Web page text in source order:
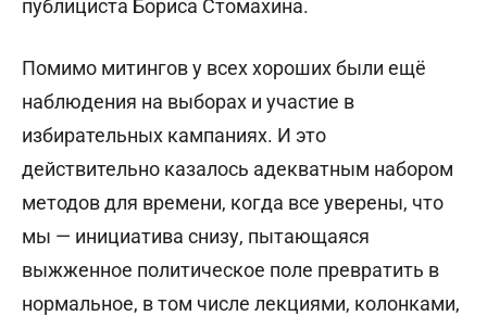
публициста Бориса Стомахина.
Помимо митингов у всех хороших были ещё
наблюдения на выборах и участие в
избирательных кампаниях. И это
действительно казалось адекватным набором
методов для времени, когда все уверены, что
мы — инициатива снизу, пытающаяся
выжженное политическое поле превратить в
нормальное, в том числе лекциями, колонками,